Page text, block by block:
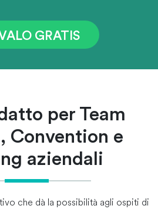
GRATIS
per Team
Convention e
aziendali
che dà la possibilità agli ospiti di